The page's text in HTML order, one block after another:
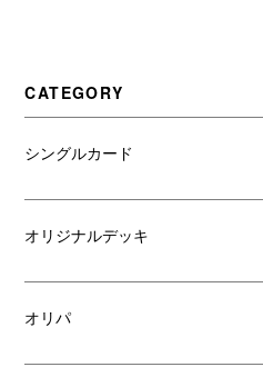
CATEGORY
シングルカード
オリジナルデッキ
オリパ